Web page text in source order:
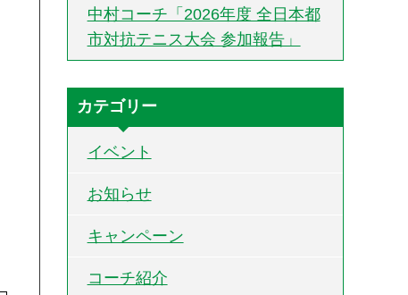
中村コーチ「2026年度 全日本都
市対抗テニス大会 参加報告」
カテゴリー
イベント
お知らせ
キャンペーン
コーチ紹介